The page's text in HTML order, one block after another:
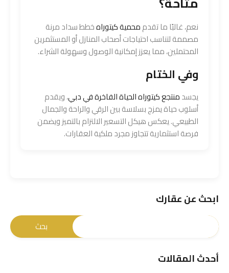
نعم، غالبًا ما تقدممحمية كيتوراهخطط سداد مرنة
مصممة لتناسب احتياجات أصحاب المنازل أو المستثمرين
المحتملين، مما يعزز إمكانية الوصول وسهولة الشراء.
وفي الختام
يجسدمنتجع كيتوراه الحياة الفاخرة في دبي، ويقدم
أسلوب حياة يمزج بسلاسة بين الرقي والراحة والجمال
الطبيعي. يعكس هيكل التسعير الالتزام بالتميز ويضمن
فرصة استثمارية تتجاوز مجرد ملكية العقارات.
ابحث عن عقارك
أحدث المقالات